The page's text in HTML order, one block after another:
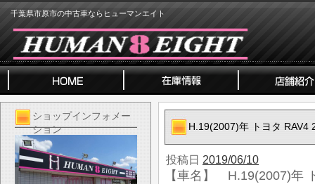
千葉県市原市の中古車ならヒューマンエイト
ショップインフォメー
ション
H.19(2007)年 トヨタ RAV4
投稿日 2019/06/10
【車名】 H.19(2007)年